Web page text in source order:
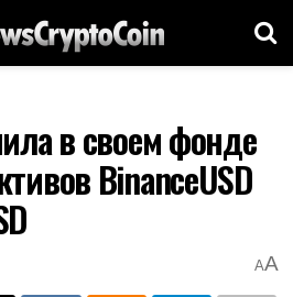
в своем фонде
BinanceUSD
AA